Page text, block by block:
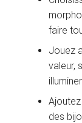
faire
Jouez
valeur,
des